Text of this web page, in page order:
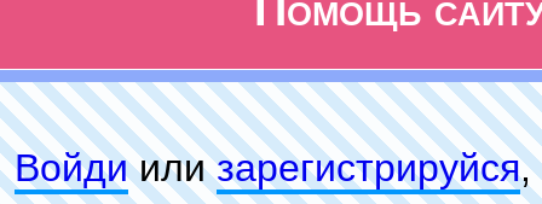
Войдиилизарeгиcтpируйся,